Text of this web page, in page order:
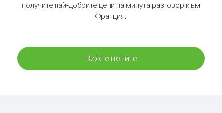
получите най-добрите цени на минута разговор към
Франция.
Вижте цените